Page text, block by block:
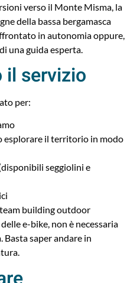
verso il Monte Misma, la
della bassa bergamasca
in autonomia oppure,
una guida esperta.
il servizio
per:
esplorare il territorio in modo
seggiolini e
building outdoor
e-bike, non è necessaria
saper andare in